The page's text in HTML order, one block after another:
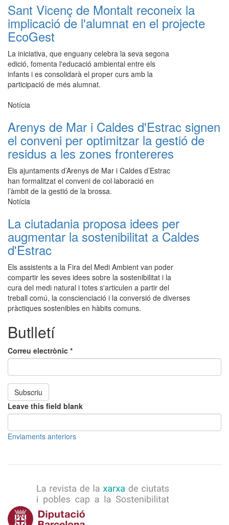
Sant Vicenç de Montalt reconeix la
implicació de l'alumnat en el projecte
EcoGest
La iniciativa, que enguany celebra la seva segona
edició, fomenta l'educació ambiental entre els
infants i es consolidarà el proper curs amb la
participació de més alumnat.
Notícia
Arenys de Mar i Caldes d'Estrac signen
el conveni per optimitzar la gestió de
residus a les zones frontereres
Els ajuntaments d’Arenys de Mar i Caldes d’Estrac
han formalitzat el conveni de col·laboració en
l’àmbit de la gestió de la brossa.
Notícia
La ciutadania proposa idees per
augmentar la sostenibilitat a Caldes
d'Estrac
Els assistents a la Fira del Medi Ambient van poder
compartir les seves idees sobre la sostenibilitat i la
cura del medi natural i totes s'articulen a partir del
treball comú, la conscienciació i la conversió de diverses
pràctiques sostenibles en hàbits comuns.
Butlletí
Correu electrònic *
Subscriu
Leave this field blank
Enviaments anteriors